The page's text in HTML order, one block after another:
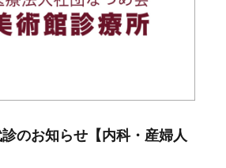
のお知らせ【内科・産婦人